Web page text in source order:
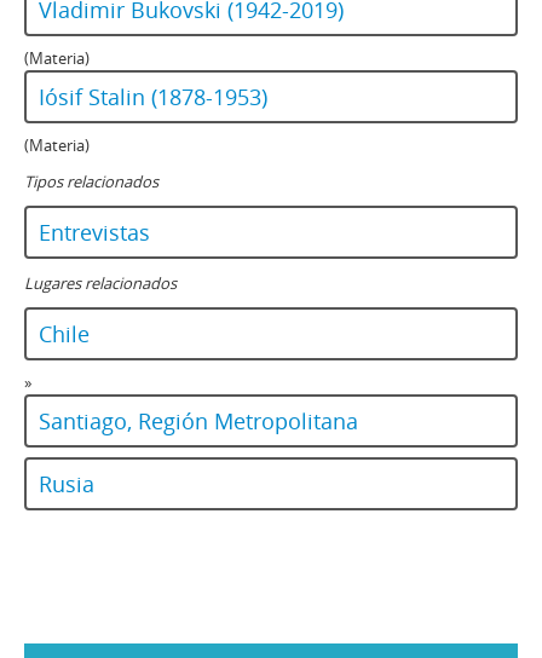
Vladimir Bukovski (1942-2019)
(Materia)
Iósif Stalin (1878-1953)
(Materia)
Tipos relacionados
Entrevistas
Lugares relacionados
Chile
»
Santiago, Región Metropolitana
Rusia